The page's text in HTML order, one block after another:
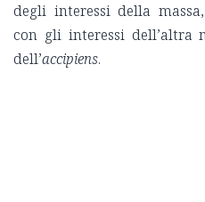
degli interessi della
con gli interessi dell’altra
dell’accipiens.